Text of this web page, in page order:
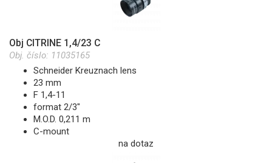
Obj CITRINE 1,4/23 C
Obj. číslo: 11035165
Schneider Kreuznach lens
23 mm
F 1,4-11
format 2/3"
M.O.D. 0,211 m
C-mount
na dotaz